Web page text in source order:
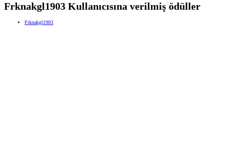
Frknakgl1903 Kullanıcısına verilmiş ödüller
Frknakgl1903